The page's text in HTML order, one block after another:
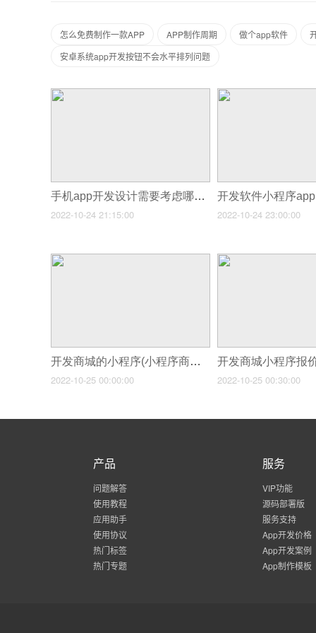
怎么免费制作一款APP APP制作周期 做个app软件
安卓系统app开发按钮不会水平排列问题
手机app开发设计需要考虑哪些因素？
2022-10-24 21:15:00 2022-10-24 23:00:00
开发商城的小程序(小程序商城开发教程)
2022-10-25 00:00:00 2022-10-25 00:30:00
产品
问题解答
使用教程
应用助手
使用协议
热门标签
热门专题
服务
VIP功能
源码部署版
服务支持
App开发价格
App开发案例
App制作模板